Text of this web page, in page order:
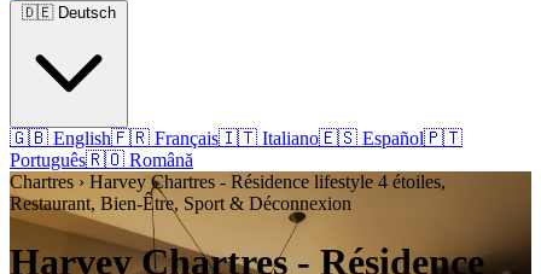
🇬🇧 English🇫🇷 Français🇮🇹 Italiano🇪🇸 Español🇵🇹
Português🇷🇴 Română
Chartres › Harvey Chartres - Résidence lifestyle 4 étoiles,
Restaurant, Bien-Être, Sport & Déconnexion
Harvey Chartres - Résidence